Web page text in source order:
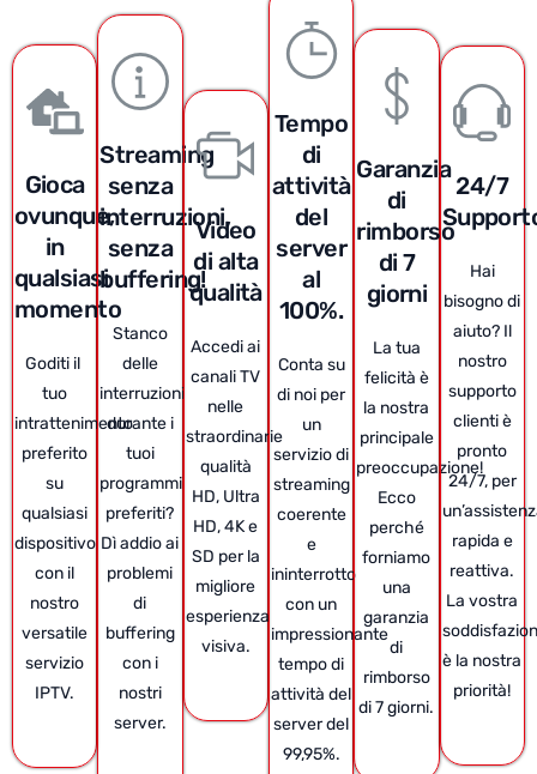
Gioca
ovunque,
in
qualsiasi
momento
Goditi il ​​
tuo
intrattenimento
preferito
su
qualsiasi
dispositivo
con il
nostro
versatile
servizio
IPTV.
Streaming
senza
interruzioni,
senza
buffering!
Stanco
delle
interruzioni
durante i
tuoi
programmi
preferiti?
Dì addio ai
problemi
di
buffering
con i
nostri
server.
Video
di alta
qualità
Accedi ai
canali TV
nelle
straordinarie
qualità
HD, Ultra
HD, 4K e
SD per la
migliore
esperienza
visiva.
Tempo
di
attività
del
server
al
100%.
Conta su
di noi per
un
servizio di
streaming
coerente
e
ininterrotto
con un
impressionante
tempo di
attività del
server del
99,95%.
Garanzia
di
rimborso
di 7
giorni
La tua
felicità è
la nostra
principale
preoccupazione!
Ecco
perché
forniamo
una
garanzia
di
rimborso
di 7 giorni.
24/7
Hai
bisogno di
aiuto? Il
nostro
supporto
clienti è
pronto
24/7, per
rapida e
reattiva.
La vostra
è la nostra
priorità!